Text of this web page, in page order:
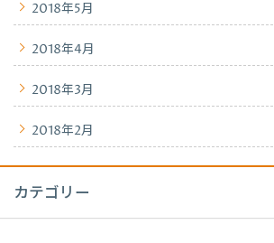
2018年5月
2018年4月
2018年3月
2018年2月
カテゴリー